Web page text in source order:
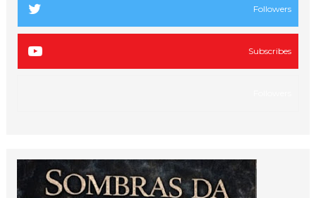
Followers
Subscribes